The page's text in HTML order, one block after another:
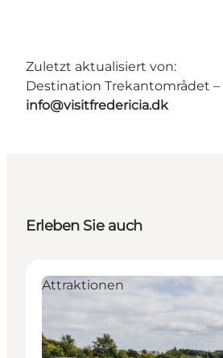
Zuletzt aktualisiert von:
Destination Trekantområdet –
info@visitfredericia.dk
Erleben Sie auch
Attraktionen